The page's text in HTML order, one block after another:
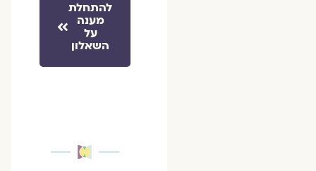
להתחלת
מענה
על
השאלון